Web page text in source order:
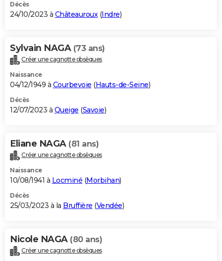
Décès
24/10/2023 à Châteauroux(Indre)
Sylvain NAGA (73 ans)
Créer une cagnotte obsèques
Naissance
04/12/1949 à Courbevoie (Hauts-de-Seine)
Décès
12/07/2023 à Queige (Savoie)
Eliane NAGA (81 ans)
Créer une cagnotte obsèques
Naissance
10/08/1941 à Locminé (Morbihan)
Décès
25/03/2023 à la Bruffière (Vendée)
Nicole NAGA (80 ans)
Créer une cagnotte obsèques